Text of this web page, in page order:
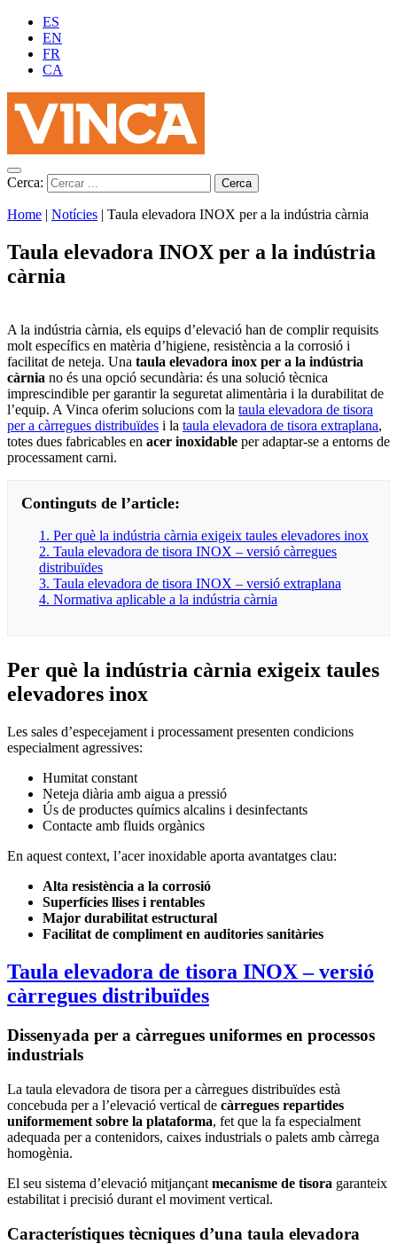
ES
EN
FR
CA
Cerca:
Home | Notícies | Taula elevadora INOX per a la indústria càrnia
Taula elevadora INOX per a la indústria
càrnia
A la indústria càrnia, els equips d’elevació han de complir requisits
molt específics en matèria d’higiene, resistència a la corrosió i
facilitat de neteja. Una taula elevadora inox per a la indústria
càrnia no és una opció secundària: és una solució tècnica
imprescindible per garantir la seguretat alimentària i la durabilitat de
l’equip. A Vinca oferim solucions com la taula elevadora de tisora
per a càrregues distribuïdes i la taula elevadora de tisora extraplana,
totes dues fabricables en acer inoxidable per adaptar-se a entorns de
processament carni.
Continguts de l’article:
1. Per què la indústria càrnia exigeix taules elevadores inox
2. Taula elevadora de tisora INOX – versió càrregues
distribuïdes
3. Taula elevadora de tisora INOX – versió extraplana
4. Normativa aplicable a la indústria càrnia
Per què la indústria càrnia exigeix taules
elevadores inox
Les sales d’especejament i processament presenten condicions
especialment agressives:
Humitat constant
Neteja diària amb aigua a pressió
Ús de productes químics alcalins i desinfectants
Contacte amb fluids orgànics
En aquest context, l’acer inoxidable aporta avantatges clau:
Alta resistència a la corrosió
Superfícies llises i rentables
Major durabilitat estructural
Facilitat de compliment en auditories sanitàries
Taula elevadora de tisora INOX – versió
càrregues distribuïdes
Dissenyada per a càrregues uniformes en processos
industrials
La taula elevadora de tisora per a càrregues distribuïdes està
concebuda per a l’elevació vertical de càrregues repartides
uniformement sobre la plataforma, fet que la fa especialment
adequada per a contenidors, caixes industrials o palets amb càrrega
homogènia.
El seu sistema d’elevació mitjançant mecanisme de tisora garanteix
estabilitat i precisió durant el moviment vertical.
Característiques tècniques d’una taula elevadora